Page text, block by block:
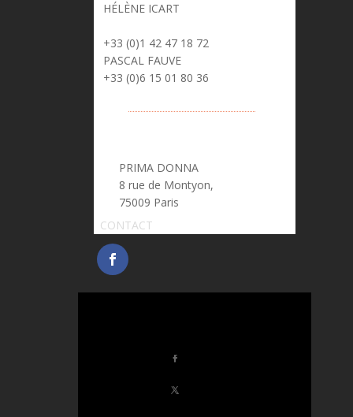
HÉLÈNE ICART
> helene.icart@prima-donna.fr
+33 (0)1 42 47 18 72
PASCAL FAUVE
> pascal.fauve@prima-donna.fr
+33 (0)6 15 01 80 36
PRIMA DONNA
8 rue de Montyon,
75009 Paris
CONTACT